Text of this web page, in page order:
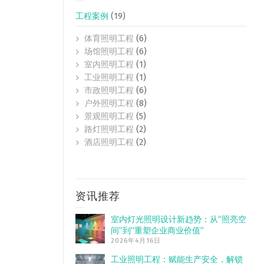
工程案例 (19)
体育照明工程 (6)
场馆照明工程 (6)
室内照明工程 (1)
工业照明工程 (1)
市政照明工程 (6)
户外照明工程 (8)
景观照明工程 (5)
路灯照明工程 (2)
酒店照明工程 (2)
资讯推荐
室内灯光照明设计新趋势：从“照亮空
间”到“重塑企业商业价值”
2026年4月16日
工业照明工程：赋能生产安全，解锁